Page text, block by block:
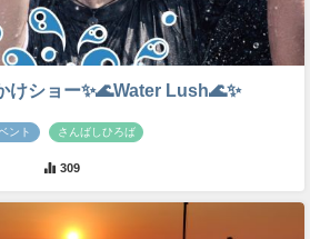
けショー✨🌊Water Lush🌊✨
ント さんばしひろば
309